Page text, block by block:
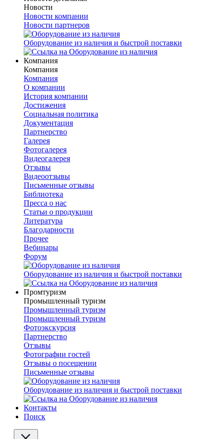
Новости
Новости компании
Новости партнеров
Оборудование из наличия и быстрой поставки
Компания
Компания
Компания
О компании
История компании
Достижения
Социальная политика
Документация
Партнерство
Галерея
Фотогалерея
Видеогалерея
Отзывы
Видеоотзывы
Письменные отзывы
Библиотека
Пресса о нас
Статьи о продукции
Литература
Благодарности
Прочее
Вебинары
Форум
Оборудование из наличия и быстрой поставки
Промтуризм
Промышленный туризм
Промышленный туризм
Промышленный туризм
Фотоэкскурсия
Партнерство
Отзывы
Фотографии гостей
Отзывы о посещении
Письменные отзывы
Оборудование из наличия и быстрой поставки
Контакты
Поиск